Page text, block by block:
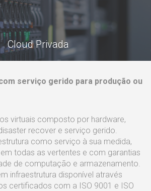
Cloud Privada
serviço gerido para produção ou
virtuais composto por hardware,
recover e serviço gerido.
como serviço à sua medida,
todas as vertentes e com garantias
de computação e armazenamento.
infraestrutura disponível através
certificados com a ISO 9001 e ISO